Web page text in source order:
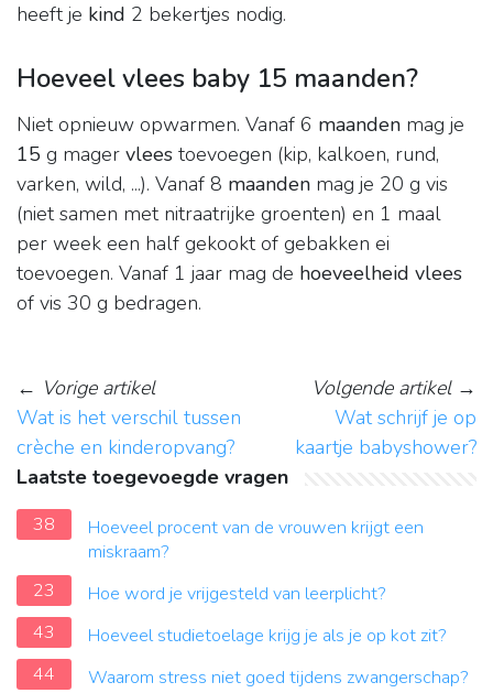
heeft je kind 2 bekertjes nodig.
Hoeveel vlees baby 15 maanden?
Niet opnieuw opwarmen. Vanaf 6 maanden mag je
15 g mager vlees toevoegen (kip, kalkoen, rund,
varken, wild, ...). Vanaf 8 maanden mag je 20 g vis
(niet samen met nitraatrijke groenten) en 1 maal
per week een half gekookt of gebakken ei
toevoegen. Vanaf 1 jaar mag de hoeveelheid vlees
of vis 30 g bedragen.
← Vorige artikel
Wat is het verschil tussen
crèche en kinderopvang?
Volgende artikel→
Wat schrijf je op
kaartje babyshower?
Laatste toegevoegde vragen
38
Hoeveel procent van de vrouwen krijgt een
miskraam?
23
Hoe word je vrijgesteld van leerplicht?
43
Hoeveel studietoelage krijg je als je op kot zit?
44
Waarom stress niet goed tijdens zwangerschap?